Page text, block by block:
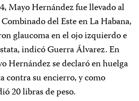
Mayo Hernández fue llevado al
del Este en La Habana,
glaucoma en el ojo izquierdo e
indicó Guerra Álvarez. En
Hernández se declaró en huelga
contra su encierro, y como
20 libras de peso.